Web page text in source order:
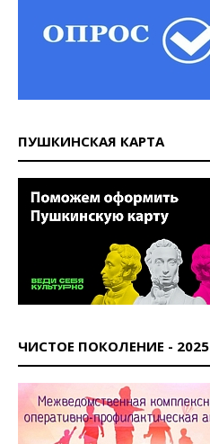
ПУШКИНСКАЯ КАРТА
ЧИСТОЕ ПОКОЛЕНИЕ - 2025